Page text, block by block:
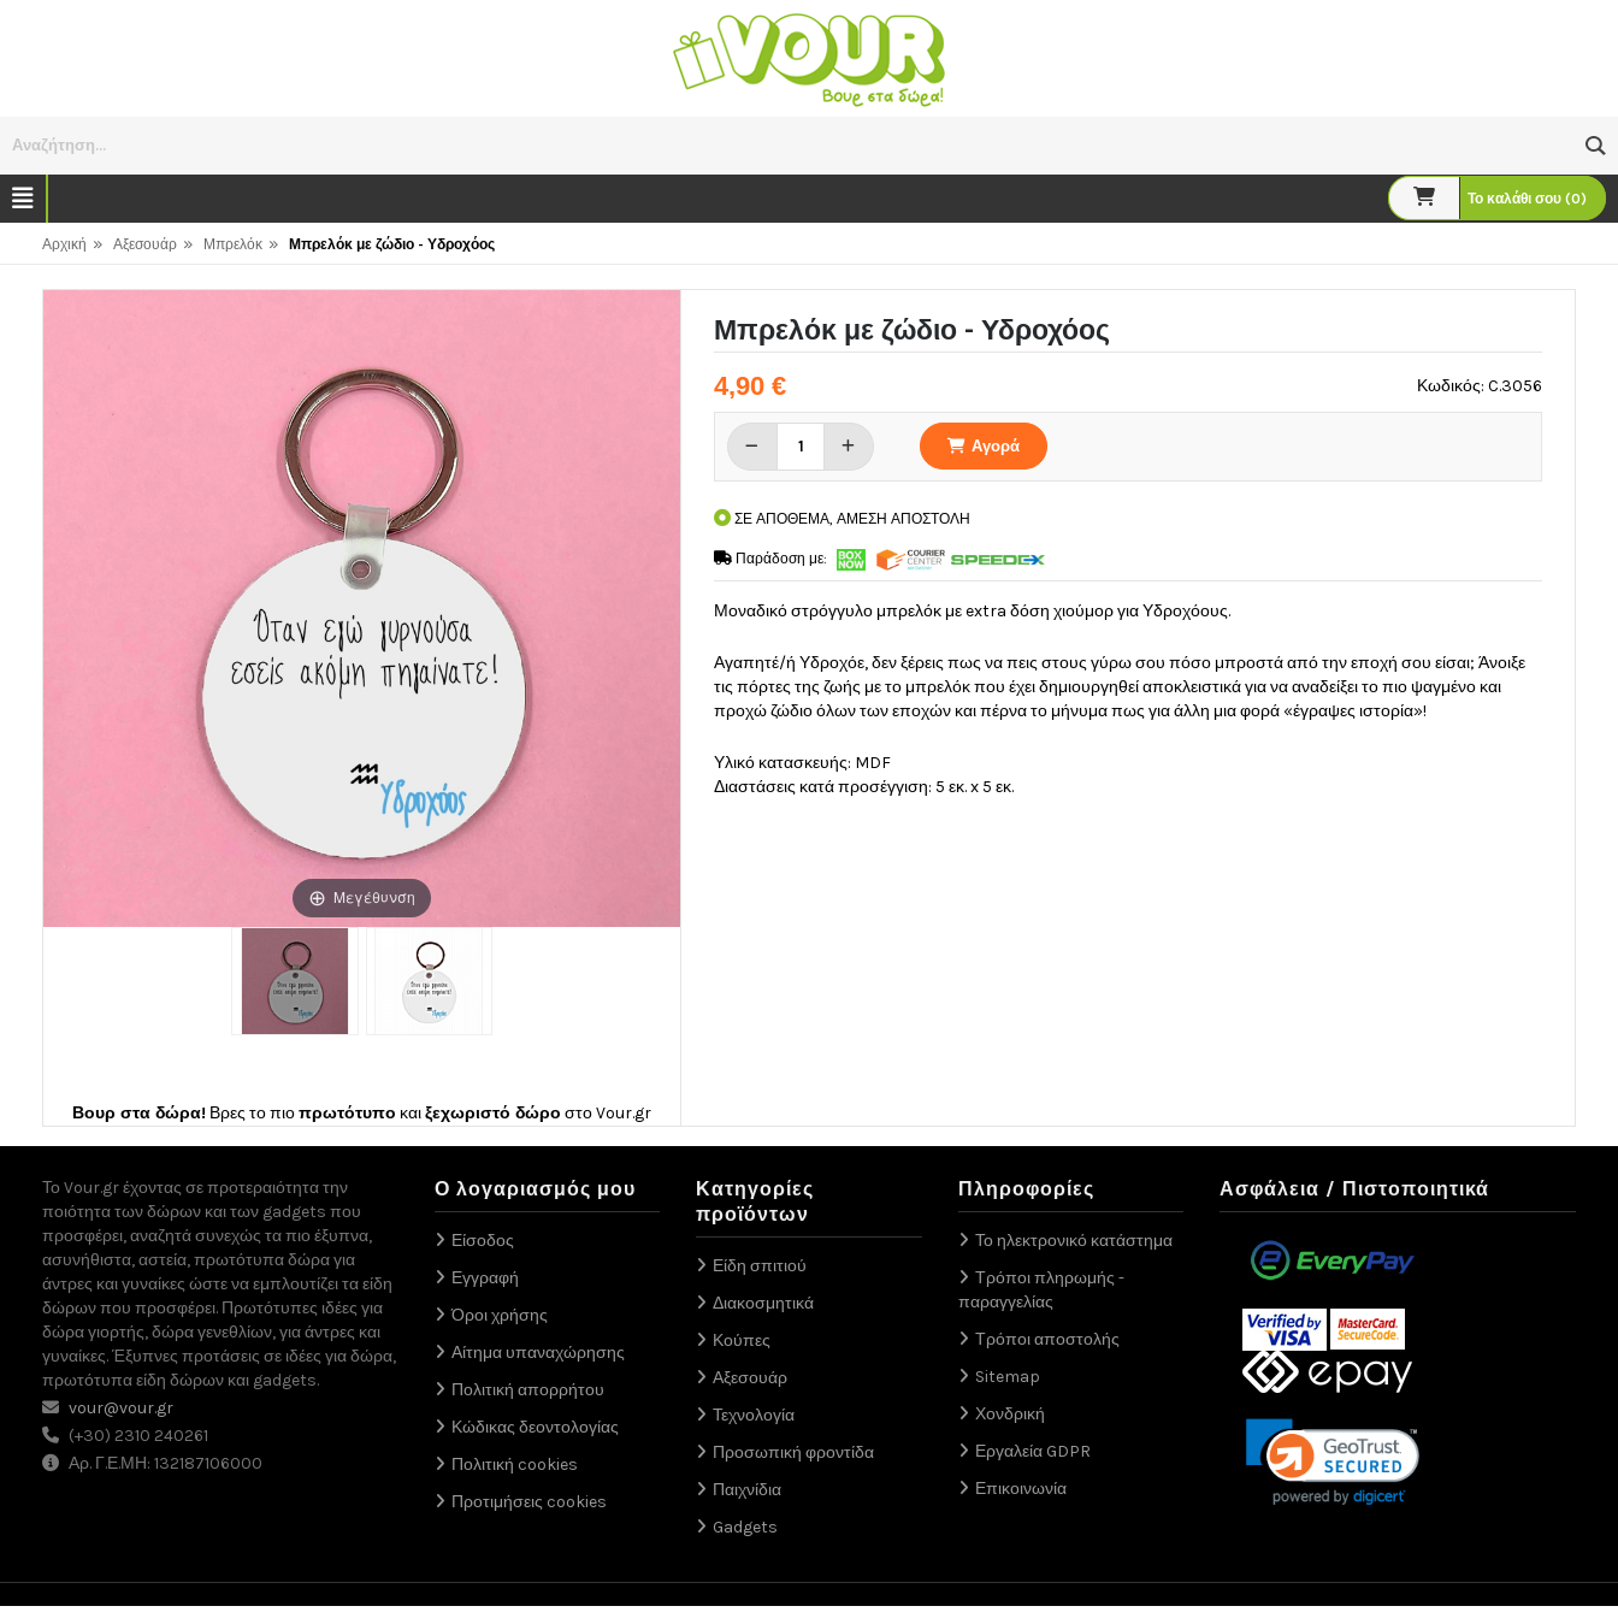
Αναζήτηση...
Το καλάθι σου (0)
Αρχική » Αξεσουάρ » Μπρελόκ » Μπρελόκ με ζώδιο - Υδροχόος
Μεγέθυνση
Βουρ στα δώρα! Βρες το πιοπρωτότυπο καιξεχωριστό δώρο στοVour.gr
Μπρελόκ με ζώδιο - Υδροχόος
Κωδικός: C.3056
4,90 €
Αγορά
ΣΕ ΑΠΟΘΕΜΑ, ΑΜΕΣΗ ΑΠΟΣΤΟΛΗ
Παράδοση με:
Μοναδικό στρόγγυλο μπρελόκ με extra δόση χιούμορ για Υδροχόους.
Αγαπητέ/ή Υδροχόε, δεν ξέρεις πως να πεις στους γύρω σου πόσο μπροστά από την εποχή σου είσαι; Άνοιξε
τις πόρτες της ζωής με το μπρελόκ που έχει δημιουργηθεί αποκλειστικά για να αναδείξει το πιο ψαγμένο και
προχώ ζώδιο όλων των εποχών και πέρνα το μήνυμα πως για άλλη μια φορά «έγραψες ιστορία»!
Υλικό κατασκευής: MDF
Διαστάσεις κατά προσέγγιση: 5 εκ. x 5 εκ.
Το Vour.gr έχοντας σε προτεραιότητα την
ποιότητα των δώρων και των gadgets που
προσφέρει, αναζητά συνεχώς τα πιο έξυπνα,
ασυνήθιστα, αστεία, πρωτότυπα δώρα για
άντρες και γυναίκες ώστε να εμπλουτίζει τα είδη
δώρων που προσφέρει. Πρωτότυπες ιδέες για
δώρα γιορτής, δώρα γενεθλίων, για άντρες και
γυναίκες. Έξυπνες προτάσεις σε ιδέες για δώρα,
πρωτότυπα είδη δώρων και gadgets.
vour@vour.gr
(+30) 2310 240261
Αρ. Γ.Ε.ΜΗ: 132187106000
Ο λογαριασμός μου
Είσοδος
Εγγραφή
Όροι χρήσης
Αίτημα υπαναχώρησης
Πολιτική απορρήτου
Κώδικας δεοντολογίας
Πολιτική cookies
Προτιμήσεις cookies
Κατηγορίες
προϊόντων
Είδη σπιτιού
Διακοσμητικά
Κούπες
Αξεσουάρ
Τεχνολογία
Προσωπική φροντίδα
Παιχνίδια
Gadgets
Πληροφορίες
Το ηλεκτρονικό κατάστημα
Τρόποι πληρωμής -
παραγγελίας
Τρόποι αποστολής
Sitemap
Χονδρική
Εργαλεία GDPR
Επικοινωνία
Ασφάλεια / Πιστοποιητικά